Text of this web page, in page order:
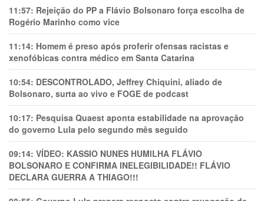
11:57: Rejeição do PP a Flávio Bolsonaro força escolha de
Rogério Marinho como vice
11:14: Homem é preso após proferir ofensas racistas e
xenofóbicas contra médico em Santa Catarina
10:54: DESCONTROLADO, Jeffrey Chiquini, aliado de
Bolsonaro, surta ao vivo e FOGE de podcast
10:17: Pesquisa Quaest aponta estabilidade na aprovação
do governo Lula pelo segundo mês seguido
09:14: VÍDEO: KASSIO NUNES HUMlLHA FLÁVIO
BOLSONARO E CONFIRMA INELEGIBILIDADE!! FLÁVIO
DECLARA GUERRA A THIAGO!!!